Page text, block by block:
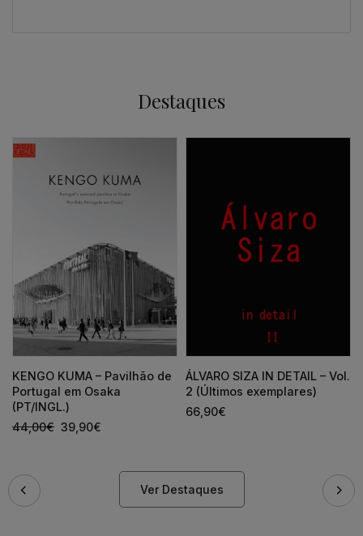
Destaques
KENGO KUMA – Pavilhão de
Portugal em Osaka
(PT/INGL.)
44,00€ 39,90€
ÁLVARO SIZA IN DETAIL – Vol.
2 (Últimos exemplares)
66,90€
Ver Destaques